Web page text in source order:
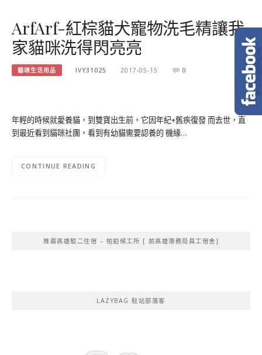
ArfArf-紅棕貓犬寵物洗毛精讓我
家貓咪洗得閃亮亮
貓咪生活用品 IVY31025 2017-05-15 0
年輕的時候就愛養貓，到雙寶出生前，它因年紀+舊疾復發 而去世，直
到最近看到貓咪社團，看到有幼貓需要認養的 機緣…
CONTINUE READING
推薦高雄駁二住宿 – 帕鉑候工所 [ 前高雄港務局員工宿舍]
LAZYBAG 駐站部落客